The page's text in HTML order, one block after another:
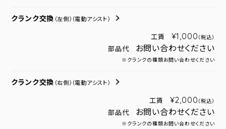
クランク交換 （左側） （電動アシスト）
工賃 ¥1,000 （税込）
部品代 お問い合わせください
※クランクの種類お問い合わせください
クランク交換 （右側） （電動アシスト）
工賃 ¥2,000 （税込）
部品代 お問い合わせください
※クランクの種類お問い合わせください